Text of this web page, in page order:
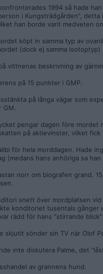
1994 så hade
i Kungsträdgården",
han borde varit medveten
köpt in samma typ av
(dock ej samma isotoptyp)
vittnenas beskrivning av
på 15 punkter i GMP.
på långa vägar som
GM.
pengar dagen före mordet
på aktievinster, vilket fick
för hela morddagen. Hade
(medans hans anhöriga sa han
norr om biografen grand.
snett över mordplatsen
konditoriet tusentals gånger
rädd för hans "stirrande blick"
skjutit sönder sin TV när Olof
inte diskutera Palme, det
av grannens hund.